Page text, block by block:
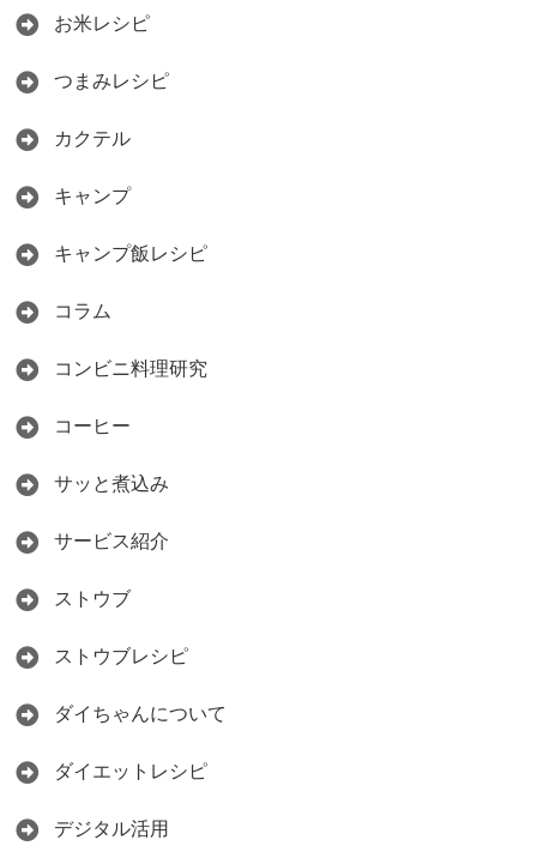
お米レシピ
つまみレシピ
カクテル
キャンプ
キャンプ飯レシピ
コラム
コンビニ料理研究
コーヒー
サッと煮込み
サービス紹介
ストウブ
ストウブレシピ
ダイちゃんについて
ダイエットレシピ
デジタル活用